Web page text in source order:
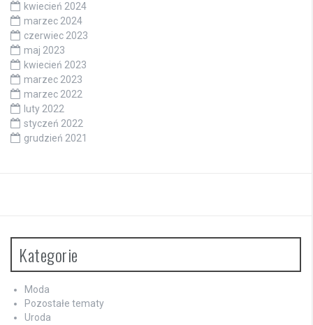
kwiecień 2024
marzec 2024
czerwiec 2023
maj 2023
kwiecień 2023
marzec 2023
marzec 2022
luty 2022
styczeń 2022
grudzień 2021
Kategorie
Moda
Pozostałe tematy
Uroda